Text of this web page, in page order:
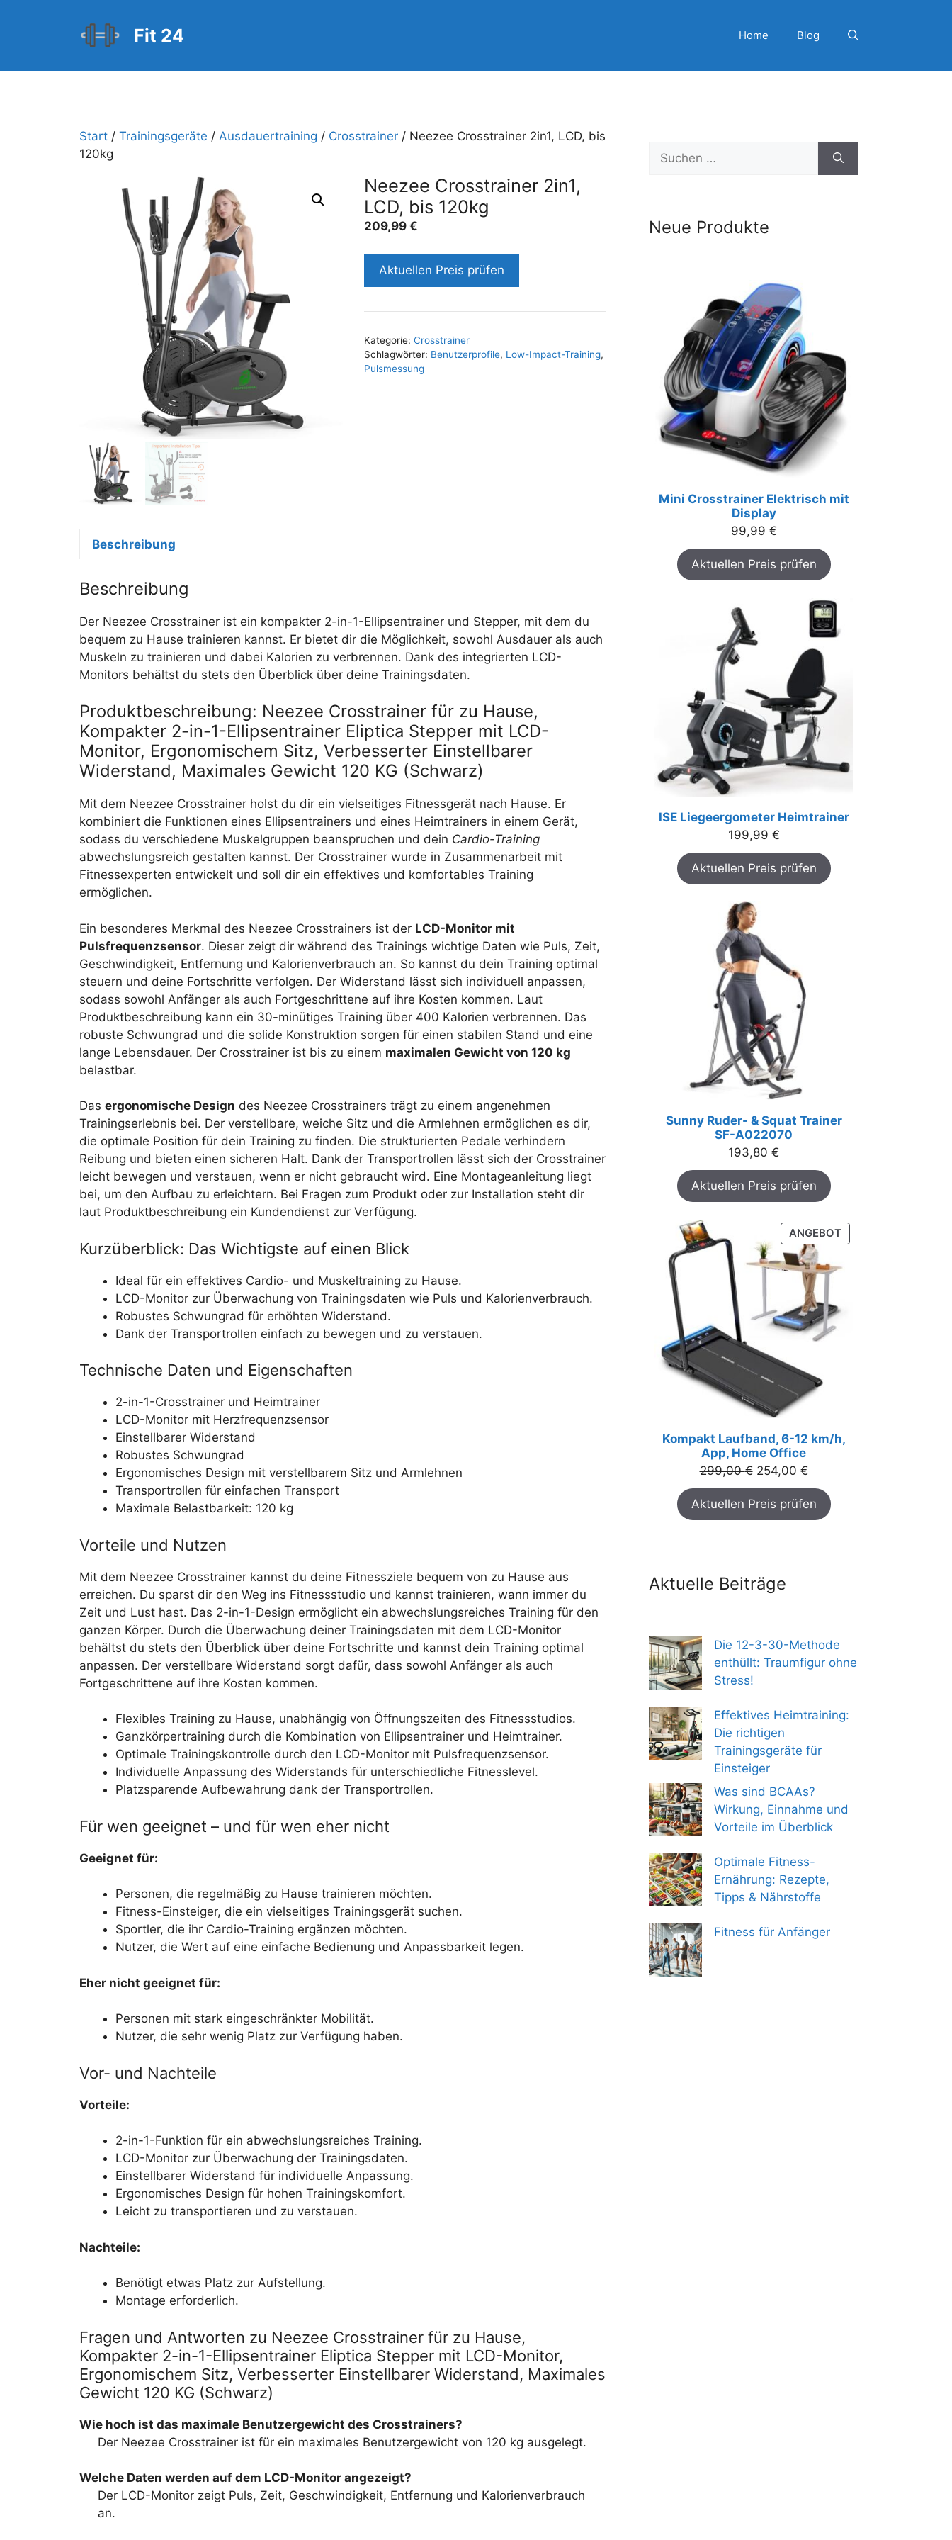
Fit 24 Home Blog
Start / Trainingsgeräte / Ausdauertraining / Crosstrainer / Neezee Crosstrainer 2in1, LCD, bis
120kg
Neezee Crosstrainer 2in1,
LCD, bis 120kg
209,99 €
Aktuellen Preis prüfen
Kategorie: Crosstrainer
Schlagwörter: Benutzerprofile, Low-Impact-Training,
Pulsmessung
Beschreibung
Beschreibung
Der Neezee Crosstrainer ist ein kompakter 2-in-1-Ellipsentrainer und Stepper, mit dem du
bequem zu Hause trainieren kannst. Er bietet dir die Möglichkeit, sowohl Ausdauer als auch
Muskeln zu trainieren und dabei Kalorien zu verbrennen. Dank des integrierten LCD-
Monitors behältst du stets den Überblick über deine Trainingsdaten.
Produktbeschreibung: Neezee Crosstrainer für zu Hause,
Kompakter 2-in-1-Ellipsentrainer Eliptica Stepper mit LCD-
Monitor, Ergonomischem Sitz, Verbesserter Einstellbarer
Widerstand, Maximales Gewicht 120 KG (Schwarz)
Mit dem Neezee Crosstrainer holst du dir ein vielseitiges Fitnessgerät nach Hause. Er
kombiniert die Funktionen eines Ellipsentrainers und eines Heimtrainers in einem Gerät,
sodass du verschiedene Muskelgruppen beanspruchen und dein Cardio-Training
abwechslungsreich gestalten kannst. Der Crosstrainer wurde in Zusammenarbeit mit
Fitnessexperten entwickelt und soll dir ein effektives und komfortables Training
ermöglichen.
Ein besonderes Merkmal des Neezee Crosstrainers ist der LCD-Monitor mit
Pulsfrequenzsensor. Dieser zeigt dir während des Trainings wichtige Daten wie Puls, Zeit,
Geschwindigkeit, Entfernung und Kalorienverbrauch an. So kannst du dein Training optimal
steuern und deine Fortschritte verfolgen. Der Widerstand lässt sich individuell anpassen,
sodass sowohl Anfänger als auch Fortgeschrittene auf ihre Kosten kommen. Laut
Produktbeschreibung kann ein 30-minütiges Training über 400 Kalorien verbrennen. Das
robuste Schwungrad und die solide Konstruktion sorgen für einen stabilen Stand und eine
lange Lebensdauer. Der Crosstrainer ist bis zu einem maximalen Gewicht von 120 kg
belastbar.
Das ergonomische Design des Neezee Crosstrainers trägt zu einem angenehmen
Trainingserlebnis bei. Der verstellbare, weiche Sitz und die Armlehnen ermöglichen es dir,
die optimale Position für dein Training zu finden. Die strukturierten Pedale verhindern
Reibung und bieten einen sicheren Halt. Dank der Transportrollen lässt sich der Crosstrainer
leicht bewegen und verstauen, wenn er nicht gebraucht wird. Eine Montageanleitung liegt
bei, um den Aufbau zu erleichtern. Bei Fragen zum Produkt oder zur Installation steht dir
laut Produktbeschreibung ein Kundendienst zur Verfügung.
Kurzüberblick: Das Wichtigste auf einen Blick
Ideal für ein effektives Cardio- und Muskeltraining zu Hause.
LCD-Monitor zur Überwachung von Trainingsdaten wie Puls und Kalorienverbrauch.
Robustes Schwungrad für erhöhten Widerstand.
Dank der Transportrollen einfach zu bewegen und zu verstauen.
Technische Daten und Eigenschaften
2-in-1-Crosstrainer und Heimtrainer
LCD-Monitor mit Herzfrequenzsensor
Einstellbarer Widerstand
Robustes Schwungrad
Ergonomisches Design mit verstellbarem Sitz und Armlehnen
Transportrollen für einfachen Transport
Maximale Belastbarkeit: 120 kg
Vorteile und Nutzen
Mit dem Neezee Crosstrainer kannst du deine Fitnessziele bequem von zu Hause aus
erreichen. Du sparst dir den Weg ins Fitnessstudio und kannst trainieren, wann immer du
Zeit und Lust hast. Das 2-in-1-Design ermöglicht ein abwechslungsreiches Training für den
ganzen Körper. Durch die Überwachung deiner Trainingsdaten mit dem LCD-Monitor
behältst du stets den Überblick über deine Fortschritte und kannst dein Training optimal
anpassen. Der verstellbare Widerstand sorgt dafür, dass sowohl Anfänger als auch
Fortgeschrittene auf ihre Kosten kommen.
Flexibles Training zu Hause, unabhängig von Öffnungszeiten des Fitnessstudios.
Ganzkörpertraining durch die Kombination von Ellipsentrainer und Heimtrainer.
Optimale Trainingskontrolle durch den LCD-Monitor mit Pulsfrequenzsensor.
Individuelle Anpassung des Widerstands für unterschiedliche Fitnesslevel.
Platzsparende Aufbewahrung dank der Transportrollen.
Für wen geeignet – und für wen eher nicht
Geeignet für:
Personen, die regelmäßig zu Hause trainieren möchten.
Fitness-Einsteiger, die ein vielseitiges Trainingsgerät suchen.
Sportler, die ihr Cardio-Training ergänzen möchten.
Nutzer, die Wert auf eine einfache Bedienung und Anpassbarkeit legen.
Eher nicht geeignet für:
Personen mit stark eingeschränkter Mobilität.
Nutzer, die sehr wenig Platz zur Verfügung haben.
Vor- und Nachteile
Vorteile:
2-in-1-Funktion für ein abwechslungsreiches Training.
LCD-Monitor zur Überwachung der Trainingsdaten.
Einstellbarer Widerstand für individuelle Anpassung.
Ergonomisches Design für hohen Trainingskomfort.
Leicht zu transportieren und zu verstauen.
Nachteile:
Benötigt etwas Platz zur Aufstellung.
Montage erforderlich.
Fragen und Antworten zu Neezee Crosstrainer für zu Hause,
Kompakter 2-in-1-Ellipsentrainer Eliptica Stepper mit LCD-Monitor,
Ergonomischem Sitz, Verbesserter Einstellbarer Widerstand, Maximales
Gewicht 120 KG (Schwarz)
Wie hoch ist das maximale Benutzergewicht des Crosstrainers?
Der Neezee Crosstrainer ist für ein maximales Benutzergewicht von 120 kg ausgelegt.
Welche Daten werden auf dem LCD-Monitor angezeigt?
Der LCD-Monitor zeigt Puls, Zeit, Geschwindigkeit, Entfernung und Kalorienverbrauch
an.
Suchen
nach:
Neue Produkte
Mini Crosstrainer Elektrisch mit
Display
99,99 €
Aktuellen Preis prüfen
ISE Liegeergometer Heimtrainer
199,99 €
Aktuellen Preis prüfen
Sunny Ruder- & Squat Trainer
SF-A022070
193,80 €
Aktuellen Preis prüfen
ANGEBOTPRODUKT
IM
ANGEBOT
Kompakt Laufband, 6-12 km/h,
App, Home Office
299,00€ Ursprünglicher
Preis
war:
299,00 €
254,00 €Aktueller
Preis
ist:
254,00 €.
Aktuellen Preis prüfen
Aktuelle Beiträge
Die 12-3-30-Methode
enthüllt: Traumfigur ohne
Stress!
Effektives Heimtraining:
Die richtigen
Trainingsgeräte für
Einsteiger
Was sind BCAAs?
Wirkung, Einnahme und
Vorteile im Überblick
Optimale Fitness-
Ernährung: Rezepte,
Tipps & Nährstoffe
Fitness für Anfänger